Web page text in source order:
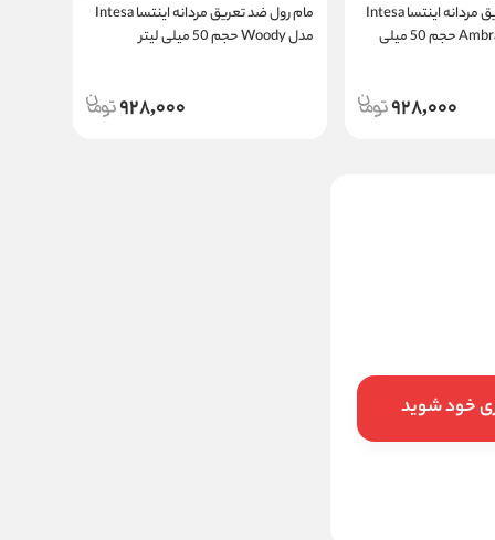
مام رول ضد تعریق مردانه اینتسا Intesa
مدل Ambra D'Arabia حجم 50 میلی
928,000
مام رول ضد تعریق مردانه اینتسا Intesa
مدل Woody حجم 50 میلی لیتر
928,000
خود شوید